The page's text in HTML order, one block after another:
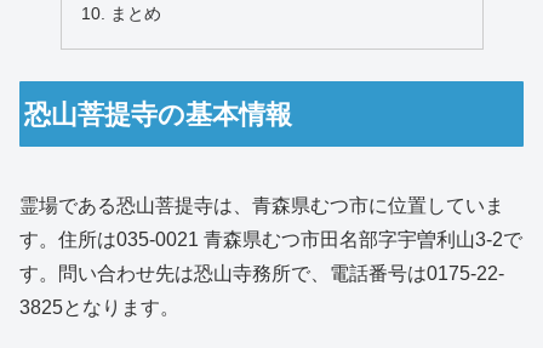
まとめ
恐山菩提寺の基本情報
霊場である恐山菩提寺は、青森県むつ市に位置していま
す。住所は035-0021 青森県むつ市田名部字宇曽利山3-2で
す。問い合わせ先は恐山寺務所で、電話番号は0175-22-
3825となります。